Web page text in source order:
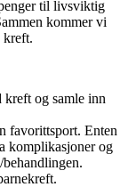
til livsviktig
kommer vi
kreft.
kreft og samle inn
favorittsport. Enten
komplikasjoner og